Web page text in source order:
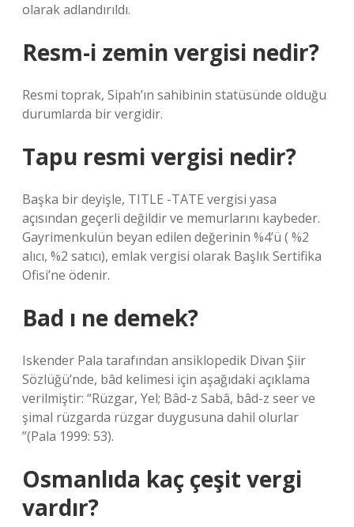
olarak adlandırıldı.
Resm-i zemin vergisi nedir?
Resmi toprak, Sipah’ın sahibinin statüsünde olduğu
durumlarda bir vergidir.
Tapu resmi vergisi nedir?
Başka bir deyişle, TITLE -TATE vergisi yasa
açısından geçerli değildir ve memurlarını kaybeder.
Gayrimenkulün beyan edilen değerinin %4’ü ( %2
alıcı, %2 satıcı), emlak vergisi olarak Başlık Sertifika
Ofisi’ne ödenir.
Bad ı ne demek?
Iskender Pala tarafından ansiklopedik Divan Şiir
Sözlüğü’nde, bâd kelimesi için aşağıdaki açıklama
verilmiştir: “Rüzgar, Yel; Bâd-z Sabâ, bâd-z seer ve
şimal rüzgarda rüzgar duygusuna dahil olurlar
”(Pala 1999: 53).
Osmanlıda kaç çeşit vergi
vardır?